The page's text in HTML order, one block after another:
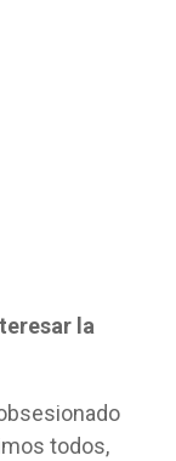
la
todos,